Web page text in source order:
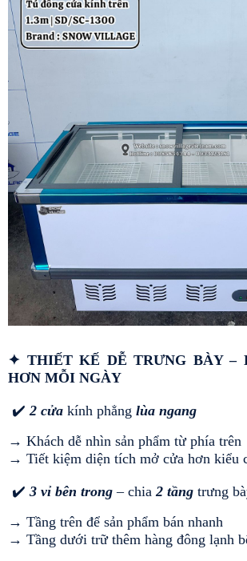
✦ THIẾT KẾ DỄ TRƯNG BÀY –
HƠN MỖI NGÀY
✔️ 2 cửa kính phẳng lùa ngang
→ Khách dễ nhìn sản phẩm từ phía trên
→ Tiết kiệm diện tích mở cửa hơn kiểu
✔️ 3 vỉ bên trong – chia 2 tầng trưng
→ Tầng trên để sản phẩm bán nhanh
→ Tầng dưới trữ thêm hàng đông lạnh